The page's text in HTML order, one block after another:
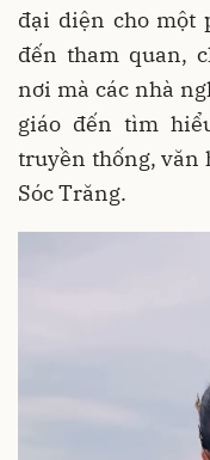
đại diện cho một
đến tham quan,
nơi mà các nhà
giáo đến tìm
truyền thống, văn
Sóc Trăng.